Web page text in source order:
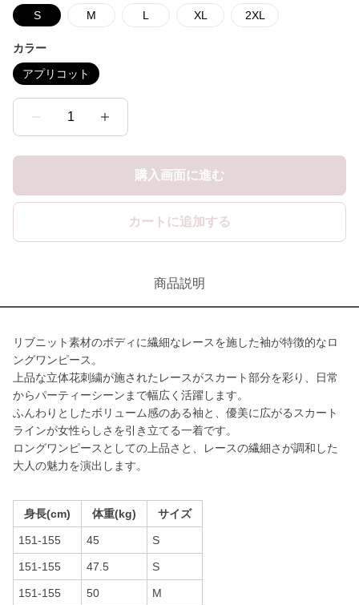
S M L XL 2XL
カラー
アプリコット
1
購入画面に進む
カートに追加する
商品説明
リブニット素材のボディに繊細なレースを施した袖が特徴的なロ
ングワンピース。
上品な立体花刺繍が施されたレースがスカート部分を彩り、日常
からパーティーシーンまで幅広く活躍します。
ふんわりとしたボリューム感のある袖と、優美に広がるスカート
ラインが女性らしさを引き立てる一着です。
ロングワンピースとしての上品さと、レースの繊細さが調和した
大人の魅力を演出します。
身長(cm) 体重(kg) サイズ
151-155 45 S
151-155 47.5 S
151-155 50 M